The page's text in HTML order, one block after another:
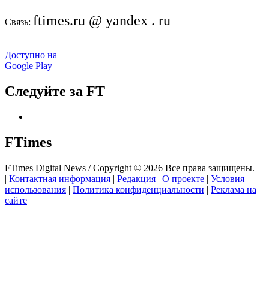
Связь: ftimes.ru @ yandex . ru
Доступно на
Google Play
Следуйте за FT
FTimes
FTimes Digital News / Copyright © 2026 Все права защищены.
| Контактная информация | Редакция | О проекте | Условия
использования | Политика конфиденциальности | Реклама на
сайте